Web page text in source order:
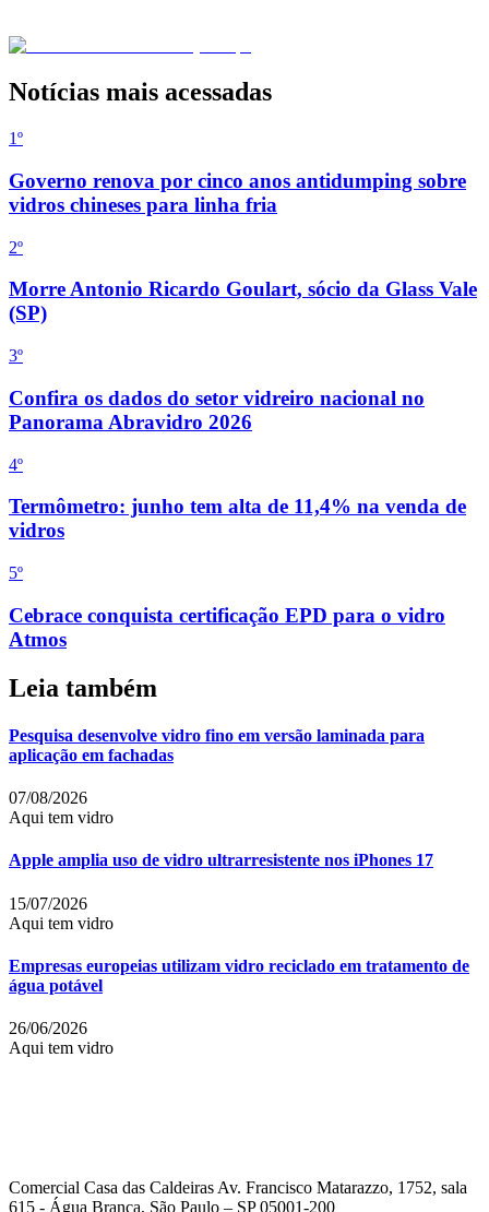
Notícias mais acessadas
1º
Governo renova por cinco anos antidumping sobre
vidros chineses para linha fria
2º
Morre Antonio Ricardo Goulart, sócio da Glass Vale
(SP)
3º
Confira os dados do setor vidreiro nacional no
Panorama Abravidro 2026
4º
Termômetro: junho tem alta de 11,4% na venda de
vidros
5º
Cebrace conquista certificação EPD para o vidro
Atmos
Leia também
Pesquisa desenvolve vidro fino em versão laminada para
aplicação em fachadas
07/08/2026
Aqui tem vidro
Apple amplia uso de vidro ultrarresistente nos iPhones 17
15/07/2026
Aqui tem vidro
Empresas europeias utilizam vidro reciclado em tratamento de
água potável
26/06/2026
Aqui tem vidro
Comercial Casa das Caldeiras Av. Francisco Matarazzo, 1752, sala
615 - Água Branca, São Paulo – SP 05001-200